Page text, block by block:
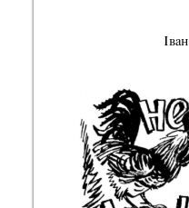
Іван